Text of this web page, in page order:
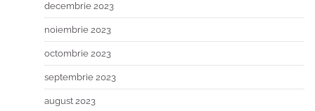
decembrie 2023
noiembrie 2023
octombrie 2023
septembrie 2023
august 2023